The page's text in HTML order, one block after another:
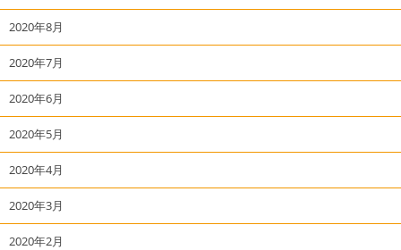
2020年8月
2020年7月
2020年6月
2020年5月
2020年4月
2020年3月
2020年2月